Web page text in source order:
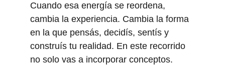
Cuando esa energía se reordena,
cambia la experiencia. Cambia la forma
en la que pensás, decidís, sentís y
construís tu realidad. En este recorrido
no solo vas a incorporar conceptos.